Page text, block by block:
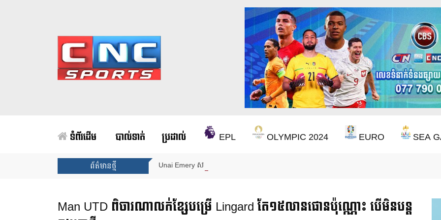
ទំព័រដើម បាល់ទាត់ ប្រដាល់ EPL OLYMPIC 2024 EURO SEA
ព័ត៌មានថ្មី Unai Emery សន្យាថានឹងឈ្នះពានរង្វាន់បន្ថែមទៀត បន្ទាប់ពី Aston Villa ឈ្នះពាន Europa League
Man UTD ពិចារណាលក់ខ្សែបម្រើ Lingard តែ១៥លានផោនប៉ុណ្ណោះ បើមិនបន្ត